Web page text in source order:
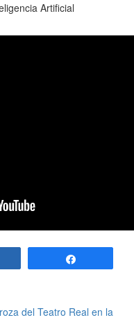
Artificial
del Teatro Real en la